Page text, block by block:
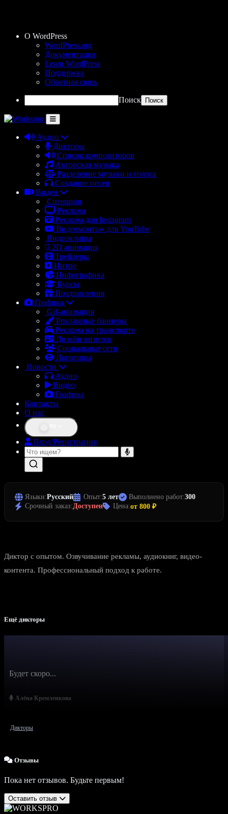
О WordPress
WordPress.org
Документация
Learn WordPress
Поддержка
Обратная связь
Поиск
Аудио
Дикторы
Список композиторов
Авторская музыка
Разделение музыки и голоса
Создание песен
Видео
Сценарии
Реклама
Реклама для Instagram
Видеомонтаж для YouTube
Видеоклипы
2D анимация
Трейлеры
Интро
Инфографика
Курсы
Поздравления
Графика
Gif-анимация
Рекламные баннеры
Реклама на транспорте
Дизайн визиток
Социальные сети
Логотипы
Новости
Аудио
Видео
Графика
Контакты
О нас
Вход/Регистрация
Языки:Русский Опыт:5 лет Выполнено работ:300
Срочный заказ:Доступен Цена:от 800 ₽
Диктор с опытом. Озвучивание рекламы, аудиокниг, видео-
контента. Профессиональный подход к работе.
Ещё дикторы
Алёна Кремленкова
Будет скоро...
Дикторы
Отзывы
Пока нет отзывов. Будьте первым!
Оставить отзыв